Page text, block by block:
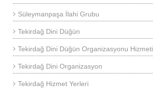
Süleymanpaşa İlahi Grubu
Tekirdağ Dini Düğün
Tekirdağ Dini Düğün Organizasyonu Hizmeti
Tekirdağ Dini Organizasyon
Tekirdağ Hizmet Yerleri